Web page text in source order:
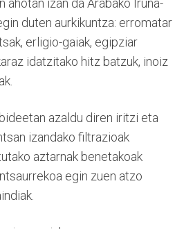
ahotan izan da Arabako Iruña-
duten aurkikuntza: erromatar
erligio-gaiak, egipziar
idatzitako hitz batzuk, inoiz
azaldu diren iritzi eta
izandako filtrazioak
aztarnak benetakoak
egin zuen atzo